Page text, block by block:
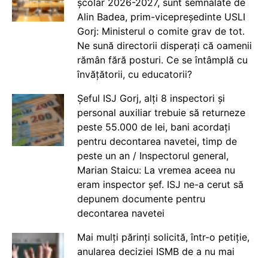
școlar 2026-2027, sunt semnalate de
Alin Badea, prim-vicepreședinte USLI
Gorj: Ministerul o comite grav de tot.
Ne sună directorii disperați că oamenii
rămân fără posturi. Ce se întâmplă cu
învățătorii, cu educatorii?
Șeful ISJ Gorj, alți 8 inspectori și
personal auxiliar trebuie să returneze
peste 55.000 de lei, bani acordați
pentru decontarea navetei, timp de
peste un an / Inspectorul general,
Marian Staicu: La vremea aceea nu
eram inspector șef. ISJ ne-a cerut să
depunem documente pentru
decontarea navetei
Mai mulți părinți solicită, într-o petiție,
anularea deciziei ISMB de a nu mai